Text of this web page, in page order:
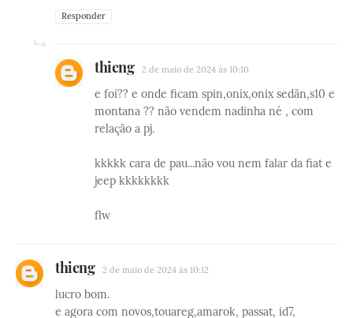
Responder
thieng 2 de maio de 2024 às 10:10
e foi?? e onde ficam spin,onix,onix sedãn,s10 e
montana ?? não vendem nadinha né , com
relação a pj.
kkkkk cara de pau...não vou nem falar da fiat e
jeep kkkkkkkk
flw
thieng 2 de maio de 2024 às 10:12
lucro bom.
e agora com novos,touareg,amarok, passat, id7,